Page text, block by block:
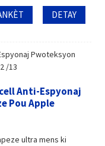
DETAY
Anti-Espyonaj
Pou Apple
ultra mens ki